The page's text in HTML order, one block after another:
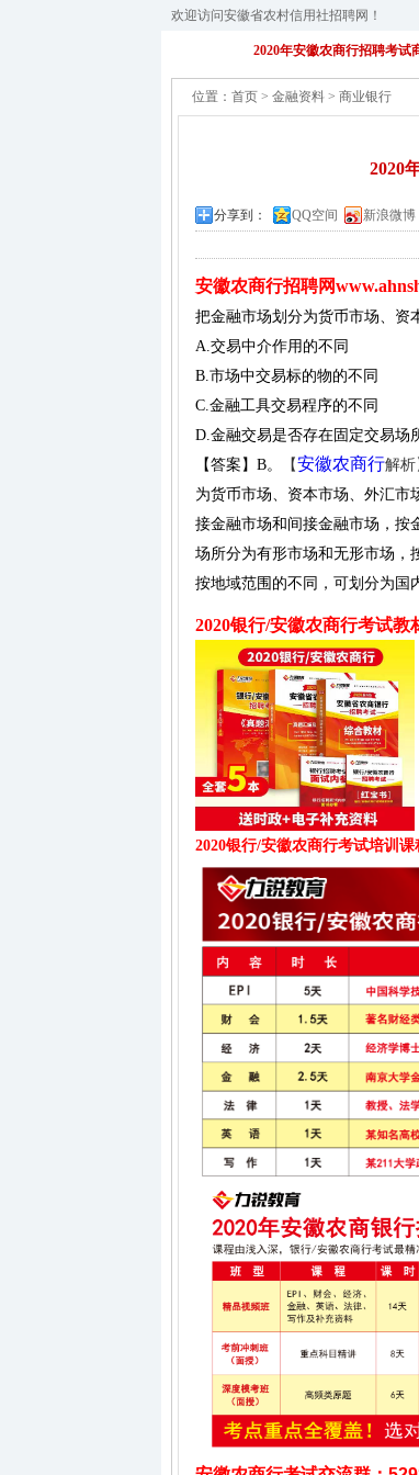
欢迎访问安徽省农村信用社招聘网！
2020年安徽农商行招聘考试
位置： 首页 > 金融资料 > 商业银行
2020
分享到： QQ空间 新浪微博
安徽农商行招聘网
把金融市场划分为货币市场、资
A.交易中介作用的不同
B.市场中交易标的物的不同
C.金融工具交易程序的不同
D.金融交易是否存在固定交易场
【答案】B。
【安徽农商行解析
为货币市场、资本市场、外汇市
接金融市场和间接金融市场，按
场所分为有形市场和无形市场，
按地域范围的不同，可划分为国
2020银行/安徽农商行考试教
2020银行/安徽农商行考试培训课